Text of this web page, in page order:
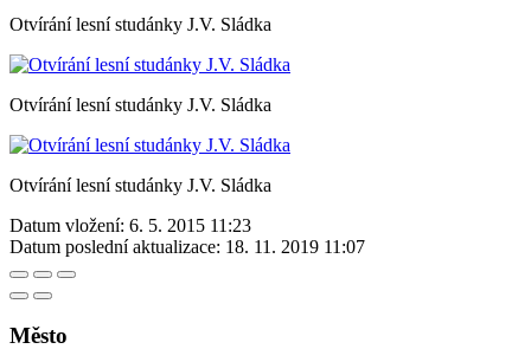
Otvírání lesní studánky J.V. Sládka
Otvírání lesní studánky J.V. Sládka
Otvírání lesní studánky J.V. Sládka
Datum vložení: 6. 5. 2015 11:23
Datum poslední aktualizace: 18. 11. 2019 11:07
Město